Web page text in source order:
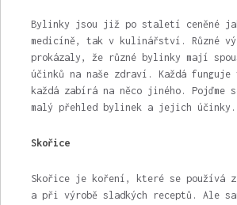
Bylinky jsou již po staletí ceněné
medicíně, tak v kulinářství. Různé
prokázaly, že různé bylinky mají
účinků na naše zdraví. Každá
každá zabírá na něco jiného. Pojďme
malý přehled bylinek a jejich účinky.
Skořice
Skořice je koření, které se používá
a při výrobě sladkých receptů. Ale